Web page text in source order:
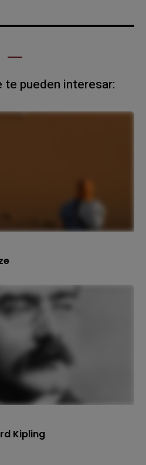
te pueden interesar:
Kipling